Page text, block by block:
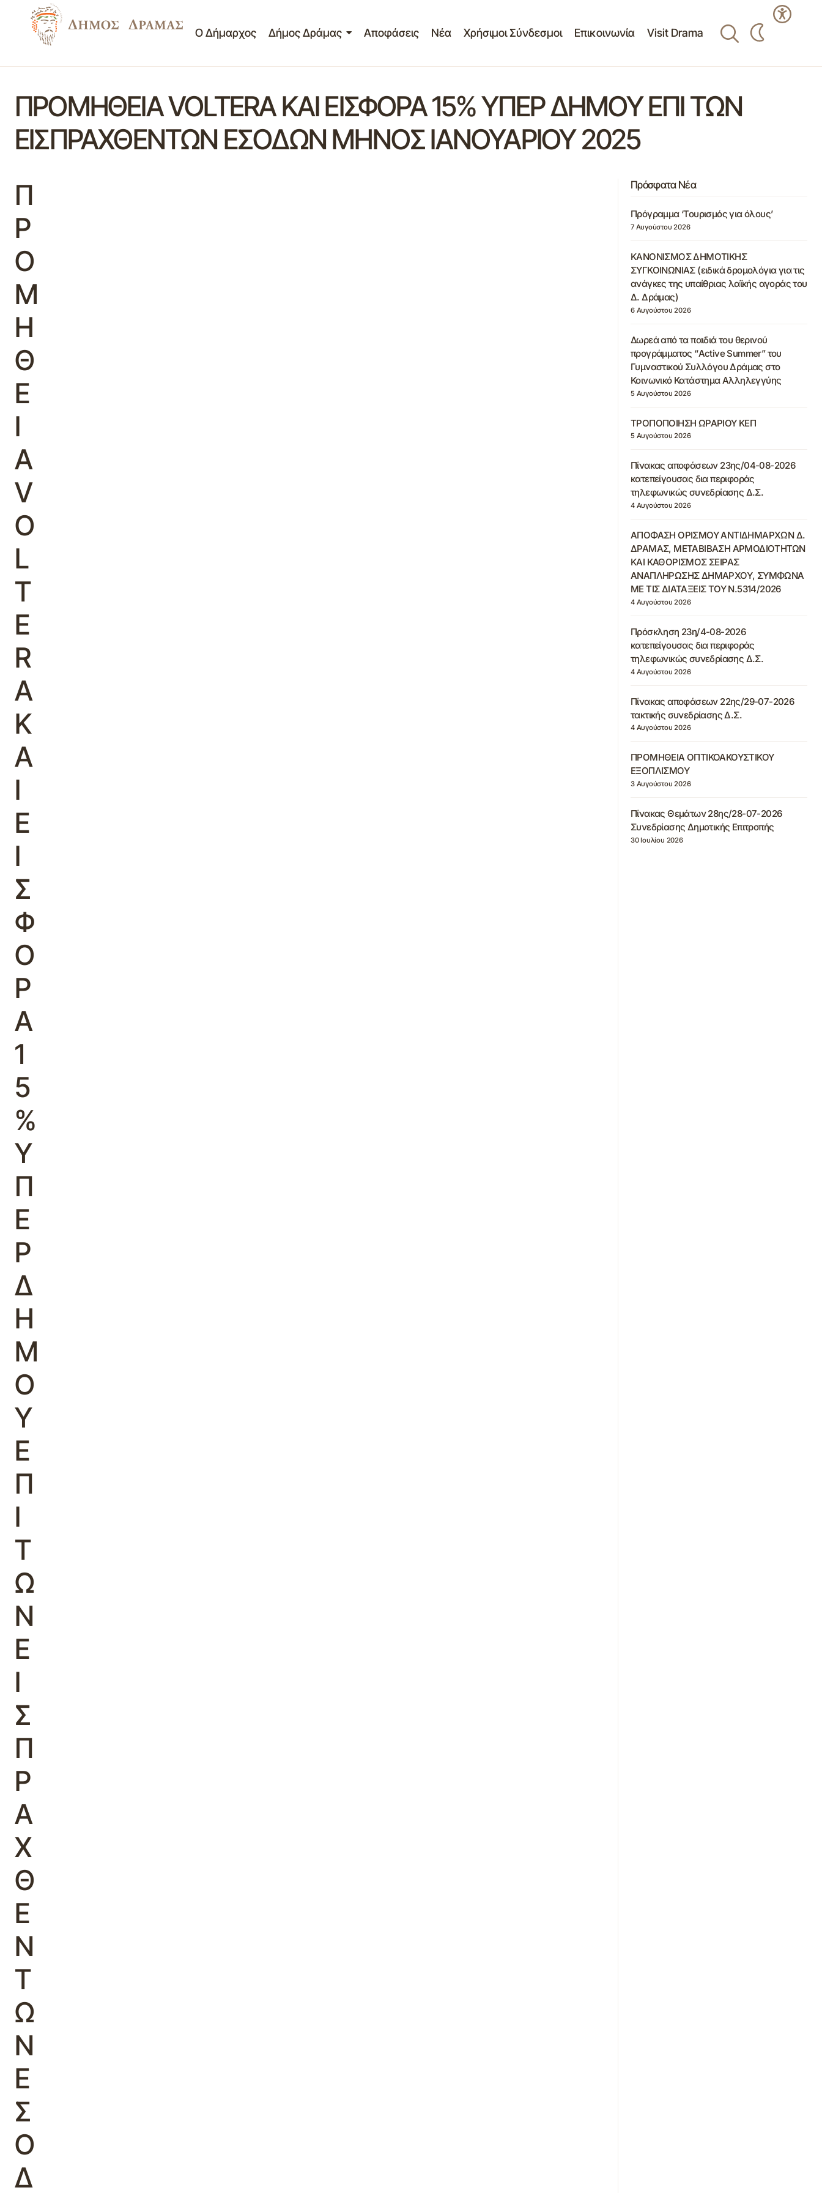
Ο Δήμαρχος Δήμος Δράμας Αποφάσεις Νέα Χρήσιμοι Σύνδεσμοι Επικοινωνία Visit Drama
ΠΡΟΜΗΘΕΙΑ VOLTERA ΚΑΙ ΕΙΣΦΟΡΑ 15% ΥΠΕΡ ΔΗΜΟΥ ΕΠΙ ΤΩΝ
ΕΙΣΠΡΑΧΘΕΝΤΩΝ ΕΣΟΔΩΝ ΜΗΝΟΣ ΙΑΝΟΥΑΡΙΟΥ 2025
Π
Ρ
Ο
Μ
Η
Θ
Ε
Ι
Α
V
O
L
T
E
R
A
Κ
Α
Ι
Ε
Ι
Σ
Φ
Ο
Ρ
Α
1
5
%
Υ
Π
Ε
Ρ
Δ
Η
Μ
Ο
Υ
Ε
Π
Ι
Τ
Ω
Ν
Ε
Ι
Σ
Π
Ρ
Α
Χ
Θ
Ε
Ν
Τ
Ω
Ν
Ε
Σ
Ο
Δ
Πρόσφατα Νέα
Πρόγραμμα ‘Τουρισμός για όλους’
7 Αυγούστου 2026
ΚΑΝΟΝΙΣΜΟΣ ΔΗΜΟΤΙΚΗΣ
ΣΥΓΚΟΙΝΩΝΙΑΣ (ειδικά δρομολόγια για τις
ανάγκες της υπαίθριας λαϊκής αγοράς του
Δ. Δράμας)
6 Αυγούστου 2026
Δωρεά από τα παιδιά του θερινού
προγράμματος “Active Summer” του
Γυμναστικού Συλλόγου Δράμας στο
Κοινωνικό Κατάστημα Αλληλεγγύης
5 Αυγούστου 2026
ΤΡΟΠΟΠΟΙΗΣΗ ΩΡΑΡΙΟΥ ΚΕΠ
5 Αυγούστου 2026
Πίνακας αποφάσεων 23ης/04-08-2026
κατεπείγουσας δια περιφοράς
τηλεφωνικώς συνεδρίασης Δ.Σ.
4 Αυγούστου 2026
ΑΠΟΦΑΣΗ ΟΡΙΣΜΟΥ ΑΝΤΙΔΗΜΑΡΧΩΝ Δ.
ΔΡΑΜΑΣ, ΜΕΤΑΒΙΒΑΣΗ ΑΡΜΟΔΙΟΤΗΤΩΝ
ΚΑΙ ΚΑΘΟΡΙΣΜΟΣ ΣΕΙΡΑΣ
ΑΝΑΠΛΗΡΩΣΗΣ ΔΗΜΑΡΧΟΥ, ΣΥΜΦΩΝΑ
ΜΕ ΤΙΣ ΔΙΑΤΑΞΕΙΣ ΤΟΥ Ν.5314/2026
4 Αυγούστου 2026
Πρόσκληση 23η/4-08-2026
κατεπείγουσας δια περιφοράς
τηλεφωνικώς συνεδρίασης Δ.Σ.
4 Αυγούστου 2026
Πίνακας αποφάσεων 22ης/29-07-2026
τακτικής συνεδρίασης Δ.Σ.
4 Αυγούστου 2026
ΠΡΟΜΗΘΕΙΑ ΟΠΤΙΚΟΑΚΟΥΣΤΙΚΟΥ
ΕΞΟΠΛΙΣΜΟΥ
3 Αυγούστου 2026
Πίνακας Θεμάτων 28ης/28-07-2026
Συνεδρίασης Δημοτικής Επιτροπής
30 Ιουλίου 2026